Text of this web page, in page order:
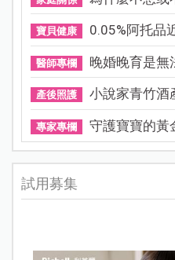
寶貝健康 0.05%阿托品
醫師專欄 晚婚晚育是無
產後照護 小說家青竹酒
專家專欄 守護寶寶的黃
試用募集